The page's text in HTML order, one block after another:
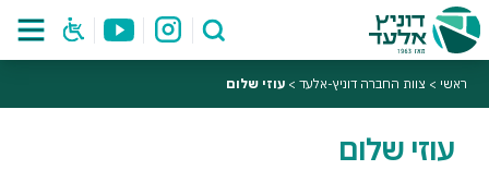
ראשי > צוות החברה דוניץ-אלעד > עוזי שלום
עוזי שלום